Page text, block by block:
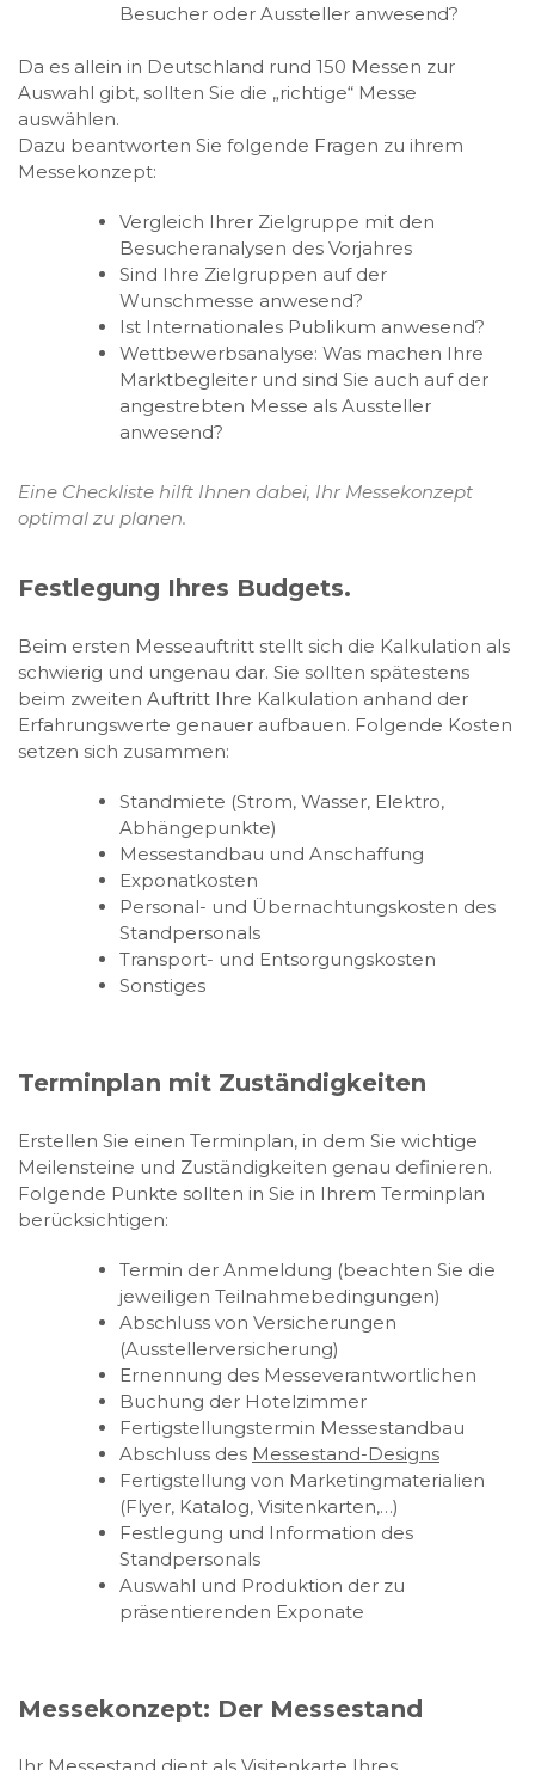
Besucher oder Aussteller anwesend?
Da es allein in Deutschland rund 150 Messen zur
Auswahl gibt, sollten Sie die „richtige“ Messe
auswählen.
Dazu beantworten Sie folgende Fragen zu ihrem
Messekonzept:
Vergleich Ihrer Zielgruppe mit den
Besucheranalysen des Vorjahres
Sind Ihre Zielgruppen auf der
Wunschmesse anwesend?
Ist Internationales Publikum anwesend?
Wettbewerbsanalyse: Was machen Ihre
Marktbegleiter und sind Sie auch auf der
angestrebten Messe als Aussteller
anwesend?
Eine Checkliste hilft Ihnen dabei, Ihr Messekonzept
optimal zu planen.
Festlegung Ihres Budgets.
Beim ersten Messeauftritt stellt sich die Kalkulation als
schwierig und ungenau dar. Sie sollten spätestens
beim zweiten Auftritt Ihre Kalkulation anhand der
Erfahrungswerte genauer aufbauen. Folgende Kosten
setzen sich zusammen:
Standmiete (Strom, Wasser, Elektro,
Abhängepunkte)
Messestandbau und Anschaffung
Exponatkosten
Personal- und Übernachtungskosten des
Standpersonals
Transport- und Entsorgungskosten
Sonstiges
Terminplan mit Zuständigkeiten
Erstellen Sie einen Terminplan, in dem Sie wichtige
Meilensteine und Zuständigkeiten genau definieren.
Folgende Punkte sollten in Sie in Ihrem Terminplan
berücksichtigen:
Termin der Anmeldung (beachten Sie die
jeweiligen Teilnahmebedingungen)
Abschluss von Versicherungen
(Ausstellerversicherung)
Ernennung des Messeverantwortlichen
Buchung der Hotelzimmer
Fertigstellungstermin Messestandbau
Abschluss des Messestand-Designs
Fertigstellung von Marketingmaterialien
(Flyer, Katalog, Visitenkarten,…)
Festlegung und Information des
Standpersonals
Auswahl und Produktion der zu
präsentierenden Exponate
Messekonzept: Der Messestand